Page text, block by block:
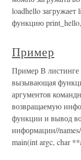
loadhello
функцию print_hello,
Пример
Пример В листинге
вызывающая
аргументов
возвращаемую
функции и вывод
информации//
main(int argc, char